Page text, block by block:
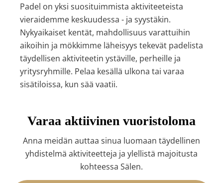
Padel on yksi suosituimmista aktiviteeteista
vieraidemme keskuudessa - ja syystäkin.
Nykyaikaiset kentät, mahdollisuus varattuihin
aikoihin ja mökkimme läheisyys tekevät padelista
täydellisen aktiviteetin ystäville, perheille ja
yritysryhmille. Pelaa kesällä ulkona tai varaa
sisätiloissa, kun sää vaatii.
Varaa aktiivinen vuoristoloma
Anna meidän auttaa sinua luomaan täydellinen
yhdistelmä aktiviteetteja ja ylellistä majoitusta
kohteessa Sälen.